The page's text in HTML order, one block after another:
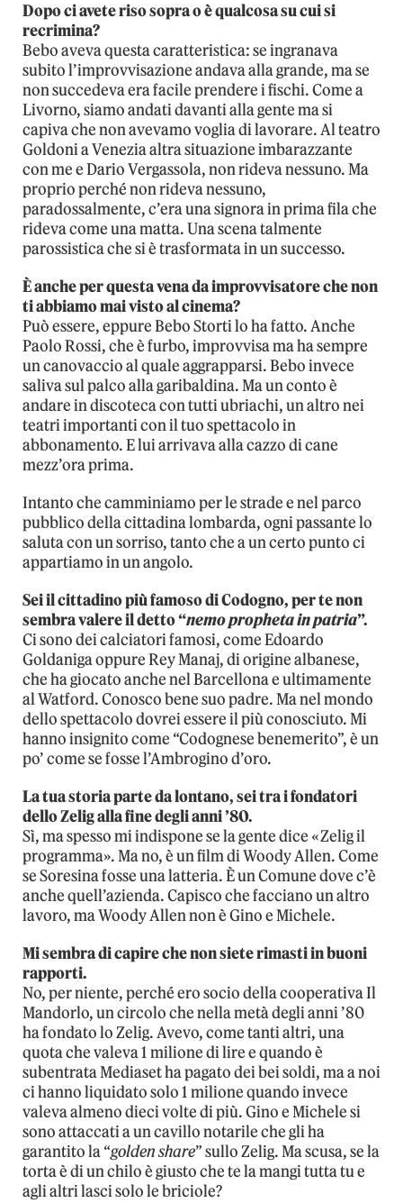
Dopo ci avete riso sopra o è qualcosa su cui si
recrimina?
Bebo aveva questa caratteristica: se ingranava
subito l’improvvisazione andava alla grande, ma se
non succedeva era facile prendere i fischi. Come a
Livorno, siamo andati davanti alla gente ma si
capiva che non avevamo voglia di lavorare. Al teatro
Goldoni a Venezia altra situazione imbarazzante
con me e Dario Vergassola, non rideva nessuno. Ma
proprio perché non rideva nessuno,
paradossalmente, c’era una signora in prima fila che
rideva come una matta. Una scena talmente
parossistica che si è trasformata in un successo.
È anche per questa vena da improvvisatore che non
ti abbiamo mai visto al cinema?
Può essere, eppure Bebo Storti lo ha fatto. Anche
Paolo Rossi, che è furbo, improvvisa ma ha sempre
un canovaccio al quale aggrapparsi. Bebo invece
saliva sul palco alla garibaldina. Ma un conto è
andare in discoteca con tutti ubriachi, un altro nei
teatri importanti con il tuo spettacolo in
abbonamento. E lui arrivava alla cazzo di cane
mezz’ora prima.
Intanto che camminiamo per le strade e nel parco
pubblico della cittadina lombarda, ogni passante lo
saluta con un sorriso, tanto che a un certo punto ci
appartiamo in un angolo.
Sei il cittadino più famoso di Codogno, per te non
sembra valere il detto “nemo propheta in patria”.
Ci sono dei calciatori famosi, come Edoardo
Goldaniga oppure Rey Manaj, di origine albanese,
che ha giocato anche nel Barcellona e ultimamente
al Watford. Conosco bene suo padre. Ma nel mondo
dello spettacolo dovrei essere il più conosciuto. Mi
hanno insignito come “Codognese benemerito”, è un
po’ come se fosse l’Ambrogino d’oro.
La tua storia parte da lontano, sei tra i fondatori
dello Zelig alla fine degli anni ’80.
Sì, ma spesso mi indispone se la gente dice «Zelig il
programma». Ma no, è un film di Woody Allen. Come
se Soresina fosse una latteria. È un Comune dove c’è
anche quell’azienda. Capisco che facciano un altro
lavoro, ma Woody Allen non è Gino e Michele.
Mi sembra di capire che non siete rimasti in buoni
rapporti.
No, per niente, perché ero socio della cooperativa Il
Mandorlo, un circolo che nella metà degli anni ’80
ha fondato lo Zelig. Avevo, come tanti altri, una
quota che valeva 1 milione di lire e quando è
subentrata Mediaset ha pagato dei bei soldi, ma a noi
ci hanno liquidato solo 1 milione quando invece
valeva almeno dieci volte di più. Gino e Michele si
sono attaccati a un cavillo notarile che gli ha
garantito la “golden share” sullo Zelig. Ma scusa, se la
torta è di un chilo è giusto che te la mangi tutta tu e
agli altri lasci solo le briciole?